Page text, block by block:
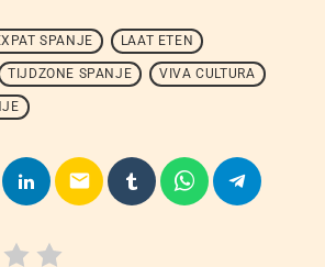
SPANJE LAAT ETEN
TIJDZONE SPANJE VIVA CULTURA
email